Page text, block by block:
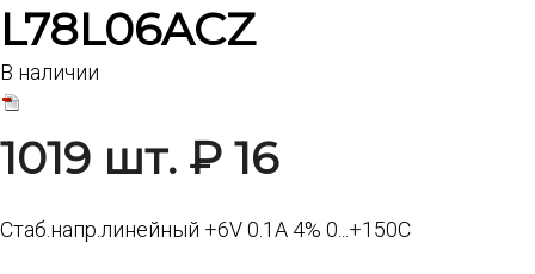
L78L06ACZ
В наличии
1019 шт. ₽ 16
Стаб.напр.линейный +6V 0.1A 4% 0...+150C